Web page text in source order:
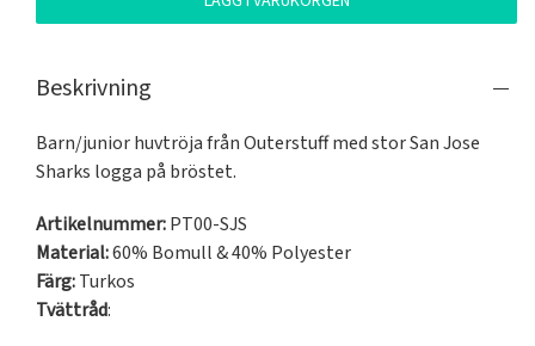
Beskrivning
Barn/junior huvtröja från Outerstuff med stor San Jose
Sharks logga på bröstet.
Artikelnummer:PT00-SJS
Material:60% Bomull & 40% Polyester
Färg:Turkos
Tvättråd: